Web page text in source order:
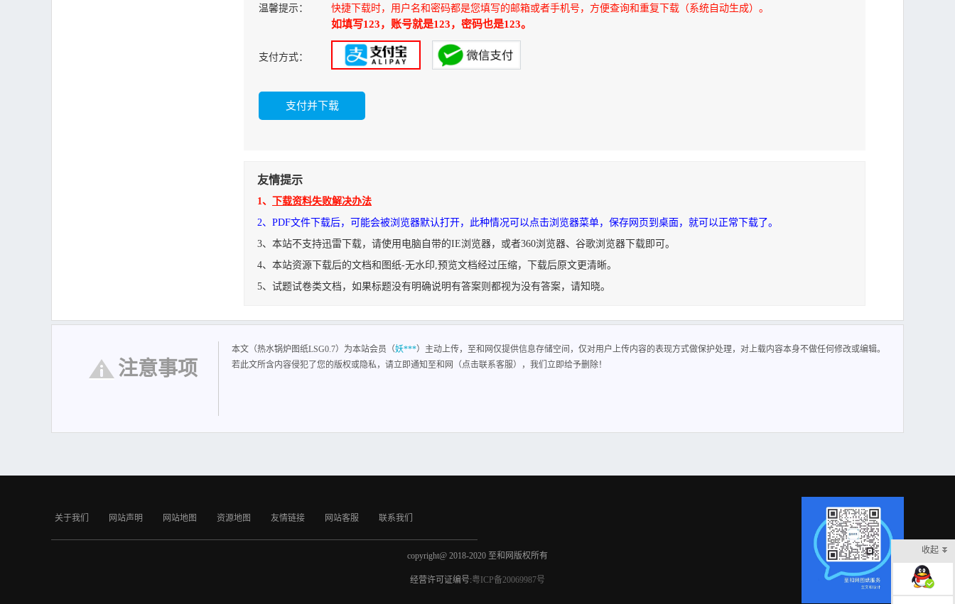
温馨提示： 快捷下载时，用户名和密码都是您填写的邮箱或者手机号，方便查询和重复下载（系统自动生成）。
如填写123，账号就是123，密码也是123。
支付方式：
友情提示
1、
下载资料失败解决办法
2、PDF文件下载后，可能会被浏览器默认打开，此种情况可以点击浏览器菜单，保存网页到桌面，就可以正常下载了。
3、本站不支持迅雷下载，请使用电脑自带的IE浏览器，或者360浏览器、谷歌浏览器下载即可。
4、本站资源下载后的文档和图纸-无水印,预览文档经过压缩，下载后原文更清晰。
5、试题试卷类文档，如果标题没有明确说明有答案则都视为没有答案，请知晓。
注意事项
本文（热水锅炉图纸LSG0.7）为本站会员（妖***）主动上传，至和网仅提供信息存储空间，仅对用户上传内容的表现方式做保护处理，对上载内容本身不做任何修改或编辑。
若此文所含内容侵犯了您的版权或隐私，请立即通知至和网（点击联系客服），我们立即给予删除！
关于我们 网站声明 网站地图 资源地图 友情链接 网站客服 联系我们
copyright@ 2018-2020 至和网版权所有
经营许可证编号:粤ICP备20069987号
收起
在线客服